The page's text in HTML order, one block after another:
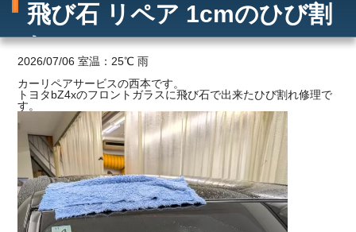
メリット
ご利用の流れ
価格
飛び石 リペア 1cmのひび割
れ
2026/07/06 室温：25℃ 雨
カーリペアサービスの西本です。
トヨタbZ4xのフロントガラスに飛び石で出来たひび割れ修理で
す。